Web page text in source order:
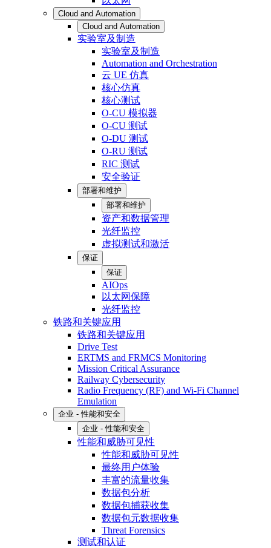
Cloud and Automation
Cloud and Automation
实验室及制造
实验室及制造
Automation and Orchestration
云 UE 仿真
核心仿真
核心测试
O-CU 模拟器
O-CU 测试
O-DU 测试
O-RU 测试
RIC 测试
安全验证
部署和维护
部署和维护
资产和数据管理
光纤监控
虚拟测试和激活
保证
保证
AIOps
以太网保障
光纤监控
铁路和关键应用
铁路和关键应用
Drive Test
ERTMS and FRMCS Monitoring
Mission Critical Assurance
Railway Cybersecurity
Radio Frequency (RF) and Wi-Fi Channel
Emulation
企业 - 性能和安全
企业 - 性能和安全
性能和威胁可见性
性能和威胁可见性
最终用户体验
丰富的流量收集
数据包分析
数据包捕获收集
数据包元数据收集
Threat Forensics
测试和认证